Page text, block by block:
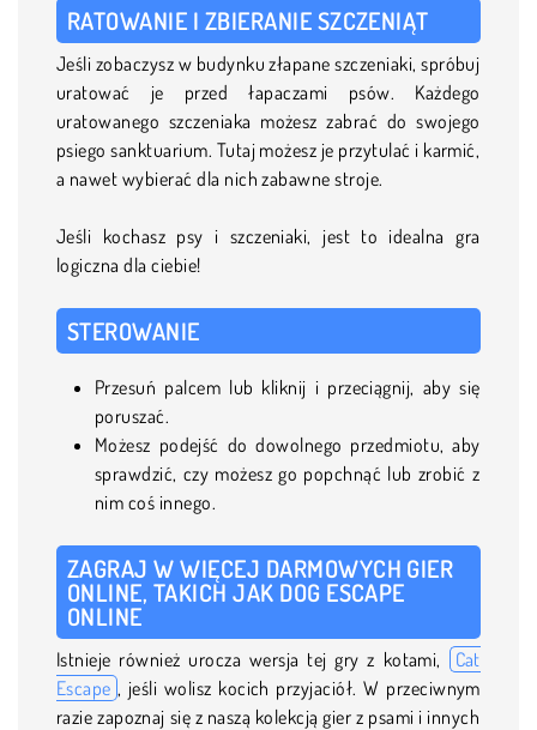
RATOWANIE I ZBIERANIE SZCZENIĄT
Jeśli zobaczysz w budynku złapane szczeniaki, spróbuj
uratować je przed łapaczami psów. Każdego
uratowanego szczeniaka możesz zabrać do swojego
psiego sanktuarium. Tutaj możesz je przytulać i karmić,
a nawet wybierać dla nich zabawne stroje.
Jeśli kochasz psy i szczeniaki, jest to idealna gra
logiczna dla ciebie!
STEROWANIE
Przesuń palcem lub kliknij i przeciągnij, aby się
poruszać.
Możesz podejść do dowolnego przedmiotu, aby
sprawdzić, czy możesz go popchnąć lub zrobić z
nim coś innego.
ZAGRAJ W WIĘCEJ DARMOWYCH GIER
ONLINE, TAKICH JAK DOG ESCAPE
ONLINE
Istnieje również urocza wersja tej gry z kotami,
Cat
Escape , jeśli wolisz kocich przyjaciół. W przeciwnym
razie zapoznaj się z naszą kolekcją gier z psami i innych